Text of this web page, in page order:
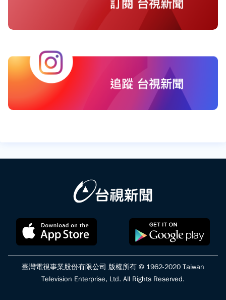
臺灣電視事業股份有限公司 版權所有 © 1962-2020 Taiwan
Television Enterprise, Ltd. All Rights Reserved.